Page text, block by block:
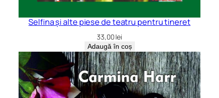
Selfina și alte piese de teatru pentru tineret
33,00lei
Adaugă în coș